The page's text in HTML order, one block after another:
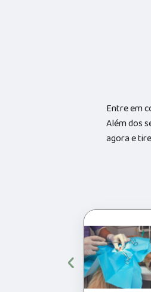
Entre em
Além dos
agora e
‹